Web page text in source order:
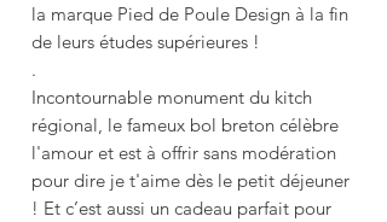
la marque Pied de Poule Design à la fin
de leurs études supérieures !
.
Incontournable monument du kitch
régional, le fameux bol breton célèbre
l'amour et est à offrir sans modération
pour dire je t'aime dès le petit déjeuner
! Et c’est aussi un cadeau parfait pour